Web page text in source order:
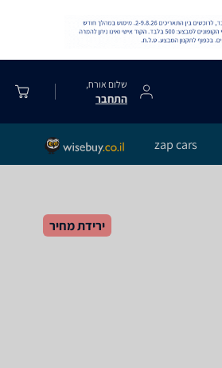
שלום אורח,
התחבר
zap cars
ירידת מחיר